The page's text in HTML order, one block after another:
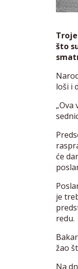
što
loši i
će
je
redu.
žao
Na